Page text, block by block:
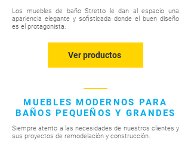
Los muebles de baño Stretto le dan al espacio una
apariencia elegante y sofisticada donde el buen diseño
es el protagonista.
Ver productos
MUEBLES MODERNOS PARA
BAÑOS PEQUEÑOS Y GRANDES
Siempre atento a las necesidades de nuestros clientes y
sus proyectos de remodelación y construcción.